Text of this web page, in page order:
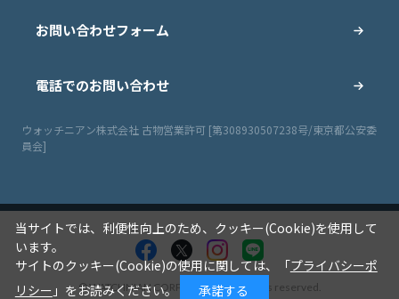
お問い合わせフォーム
電話でのお問い合わせ
ウォッチニアン株式会社 古物営業許可 [第308930507238号/東京都公安委
員会]
© WATCHNIAN CORPORATION All rights reserved.
当サイトでは、利便性向上のため、クッキー(Cookie)を使用して
います。
サイトのクッキー(Cookie)の使用に関しては、「プライバシーポ
リシー 」をお読みください。 承諾する